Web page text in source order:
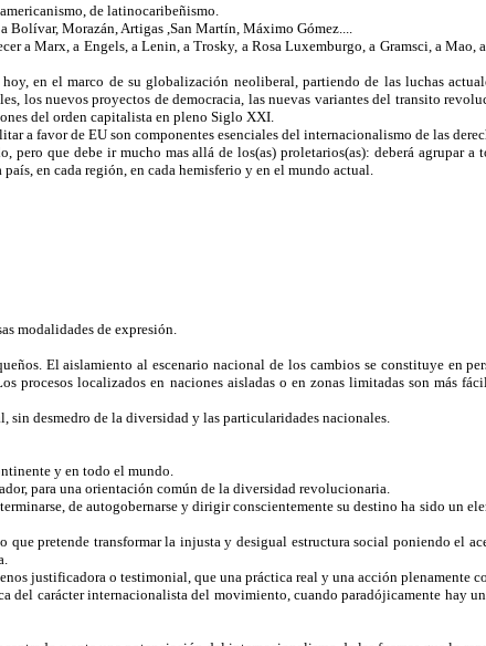
de latinocaribeñismo.
Bolívar, Morazán, Artigas ,San Martín, Máximo Gómez....
a Marx, a Engels, a Lenin, a Trosky, a Rosa Luxemburgo, a Gramsci, a
en el marco de su globalización neoliberal, partiendo de las luchas
los nuevos proyectos de democracia, las nuevas variantes del transito
del orden capitalista en pleno Siglo XXI.
favor de EU son componentes esenciales del internacionalismo de las
que debe ir mucho mas allá de los(as) proletarios(as): deberá agrupar a
en cada región, en cada hemisferio y en el mundo actual.
modalidades de expresión.
El aislamiento al escenario nacional de los cambios se constituye en
localizados en naciones aisladas o en zonas limitadas son más
desmedro de la diversidad y las particularidades nacionales.
y en todo el mundo.
para una orientación común de la diversidad revolucionaria.
de autogobernarse y dirigir conscientemente su destino ha sido un
pretende transformar la injusta y desigual estructura social poniendo el
justificadora o testimonial, que una práctica real y una acción plenamente
del carácter internacionalista del movimiento, cuando paradójicamente hay